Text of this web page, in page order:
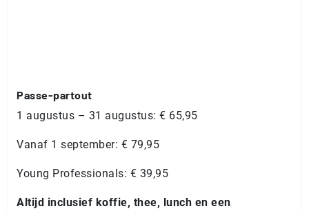
Passe-partout
1 augustus – 31 augustus: € 65,95
Vanaf 1 september: € 79,95
Young Professionals: € 39,95
Altijd inclusief koffie, thee, lunch en een